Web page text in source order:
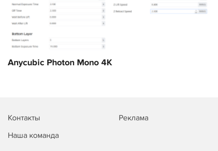
Anycubic Photon Mono 4K
Контакты
Реклама
Наша команда